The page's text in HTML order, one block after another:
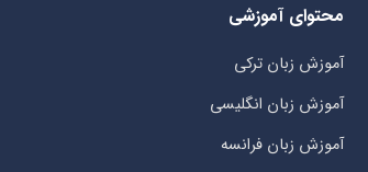
محتوای آموزشی
آموزش زبان ترکی
آموزش زبان انگلیسی
آموزش زبان فرانسه